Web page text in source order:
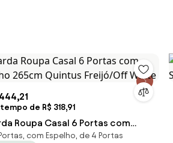
de R$ 318,91
Roupa Casal 6 Portas com
265cm Quintus Freijó/Off
com Espelho, de 4 Portas